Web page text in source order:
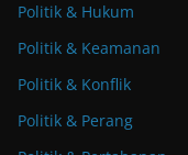
Politik & Hukum
Politik & Keamanan
Politik & Konflik
Politik & Perang